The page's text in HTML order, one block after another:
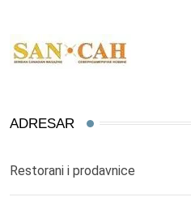
ADRESAR
Restorani i prodavnice